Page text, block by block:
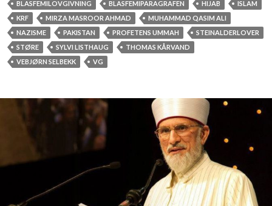
BLASFEMILOVGIVNING
BLASFEMIPARAGRAFEN HIJAB
ISLAM
KRF
MIRZA MASROOR AHMAD
MUHAMMAD QASIM ALI
NAZISME
PAKISTAN PROFETENS UMMAH
STEINALDERLOVER
STØRE
SYLVI LISTHAUG
THOMAS KÅRVAND
VEBJØRN SELBEKK
VG